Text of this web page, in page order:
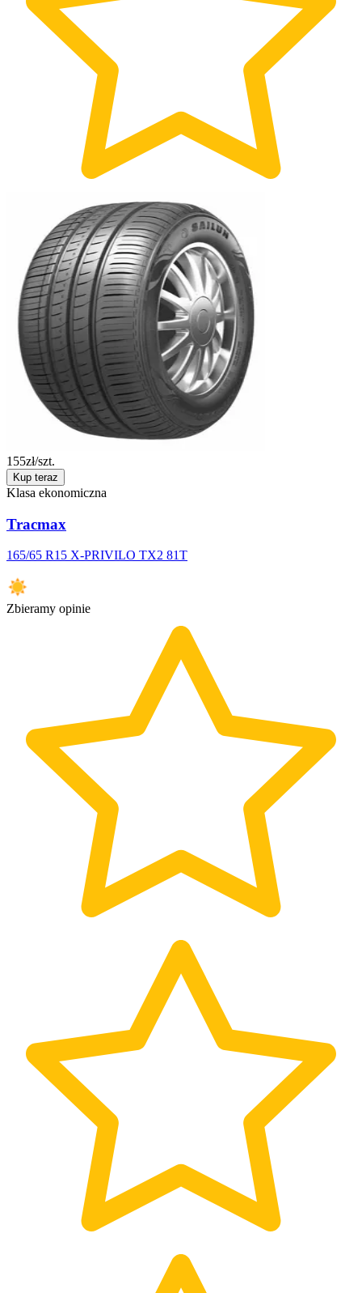
155zł/szt.
Kup teraz
Klasa ekonomiczna
Tracmax
165/65 R15 X-PRIVILO TX2 81T
Zbieramy opinie